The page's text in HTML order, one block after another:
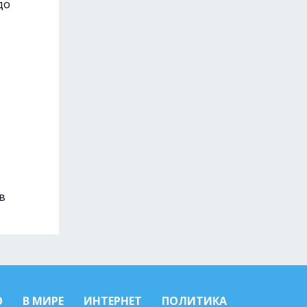
В МИРЕ ИНТЕРНЕТ ПОЛИТИКА